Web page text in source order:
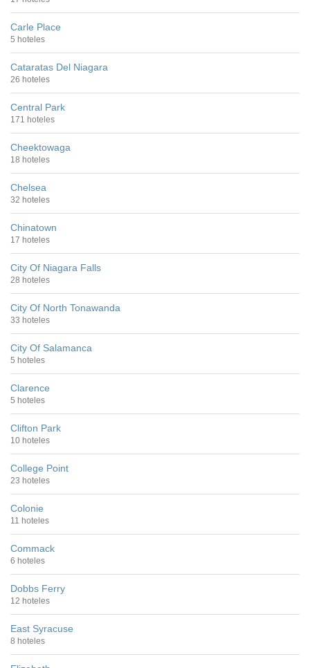
Carle Place
5 hoteles
Cataratas Del Niagara
26 hoteles
Central Park
171 hoteles
Cheektowaga
18 hoteles
Chelsea
32 hoteles
Chinatown
17 hoteles
City Of Niagara Falls
28 hoteles
City Of North Tonawanda
33 hoteles
City Of Salamanca
5 hoteles
Clarence
5 hoteles
Clifton Park
10 hoteles
College Point
23 hoteles
Colonie
11 hoteles
Commack
6 hoteles
Dobbs Ferry
12 hoteles
East Syracuse
8 hoteles